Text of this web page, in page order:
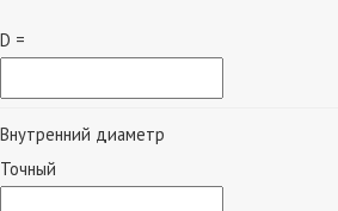
D =
Внутренний диаметр
Точный